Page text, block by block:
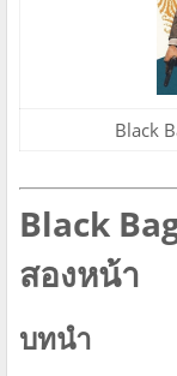
Black
Black
สองหน้า
บทนำ